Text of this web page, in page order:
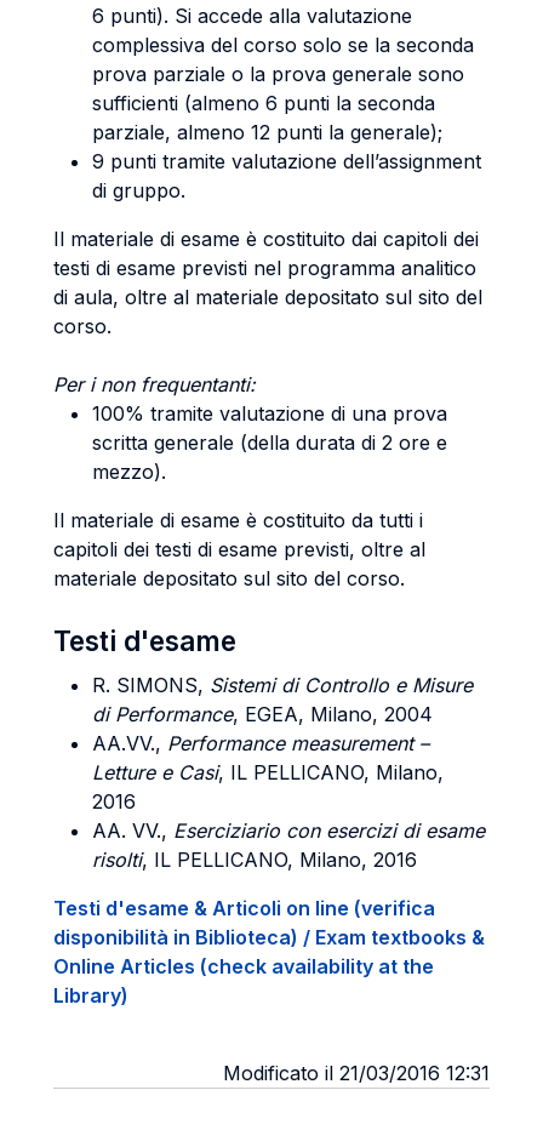
6 punti). Si accede alla valutazione
complessiva del corso solo se la seconda
prova parziale o la prova generale sono
sufficienti (almeno 6 punti la seconda
parziale, almeno 12 punti la generale);
9 punti tramite valutazione dell’assignment
di gruppo.
Il materiale di esame è costituito dai capitoli dei
testi di esame previsti nel programma analitico
di aula, oltre al materiale depositato sul sito del
corso.
Per i non frequentanti:
100% tramite valutazione di una prova
scritta generale (della durata di 2 ore e
mezzo).
Il materiale di esame è costituito da tutti i
capitoli dei testi di esame previsti, oltre al
materiale depositato sul sito del corso.
Testi d'esame
R. SIMONS, Sistemi di Controllo e Misure
di Performance, EGEA, Milano, 2004
AA.VV., Performance measurement –
Letture e Casi, IL PELLICANO, Milano,
2016
AA. VV., Eserciziario con esercizi di esame
risolti, IL PELLICANO, Milano, 2016
Testi d'esame & Articoli on line (verifica
disponibilità in Biblioteca) / Exam textbooks &
Online Articles (check availability at the
Library)
Modificato il 21/03/2016 12:31